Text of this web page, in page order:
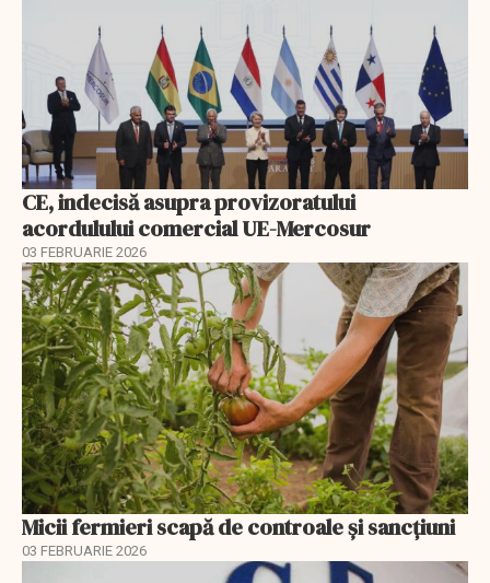
CE, indecisă asupra provizoratului
acordulului comercial UE-Mercosur
03 FEBRUARIE 2026
Micii fermieri scapă de controale și sancțiuni
03 FEBRUARIE 2026